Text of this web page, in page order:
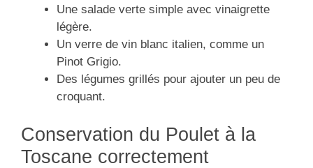
Une salade verte simple avec vinaigrette
légère.
Un verre de vin blanc italien, comme un
Pinot Grigio.
Des légumes grillés pour ajouter un peu de
croquant.
Conservation du Poulet à la
Toscane correctement